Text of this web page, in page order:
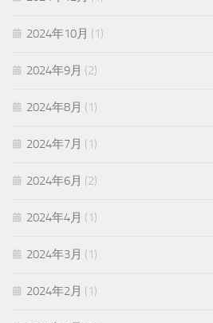
2024年10月 (1)
2024年9月 (2)
2024年8月 (1)
2024年7月 (1)
2024年6月 (2)
2024年4月 (1)
2024年3月 (1)
2024年2月 (1)